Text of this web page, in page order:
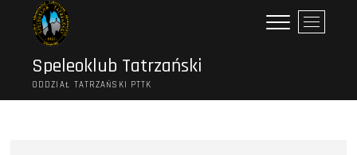
Speleoklub Tatrzański
ODDZIAŁ TATRZAŃSKI PTTK
P
r